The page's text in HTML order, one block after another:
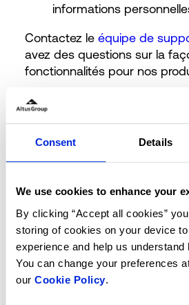
Consent Details
We use cookies to enhance your
By clicking “Accept all cookies”
storing of cookies on your device
experience and help us understand
You can change your preferences
our Cookie Policy.
informations
Contactez le équipe de
avez des questions sur la
fonctionnalités pour nos
Avis de
confidentialitéet l'avis de
consommateurs californiens
la CCPA. De plus, les
et les sous-traitants du
accéder et consulter notre
confidentialité pour les